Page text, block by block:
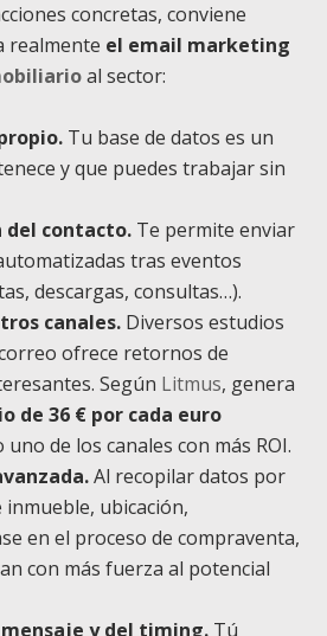
concretas, conviene
realmente el email marketing
al sector:
Tu base de datos es un
y que puedes trabajar sin
contacto. Te permite enviar
tras eventos
descargas, consultas…).
canales. Diversos estudios
ofrece retornos de
Según Litmus, genera
de 36 € por cada euro
uno de los canales con más ROI.
Al recopilar datos por
ubicación,
en el proceso de compraventa,
con más fuerza al potencial
y del timing. Tú